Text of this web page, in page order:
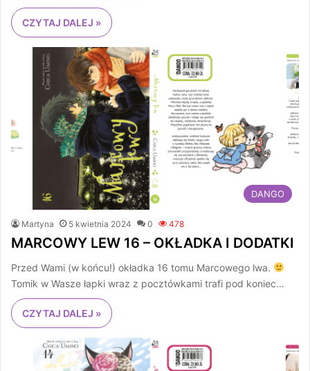
CZYTAJ DALEJ »
DANGO
Martyna 5 kwietnia 2024 0 478
MARCOWY LEW 16 – OKŁADKA I DODATKI
Przed Wami (w końcu!) okładka 16 tomu Marcowego lwa.
Tomik w Wasze łapki wraz z pocztówkami trafi pod koniec…
CZYTAJ DALEJ »